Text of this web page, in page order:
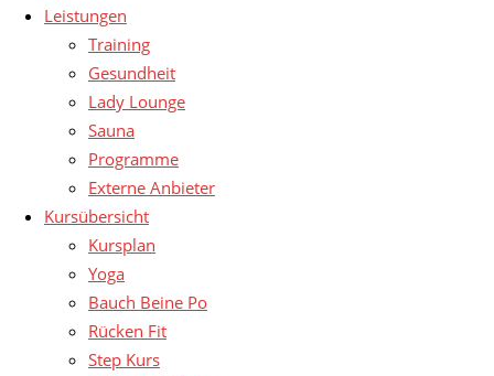
Leistungen
Training
Gesundheit
Lady Lounge
Sauna
Programme
Externe Anbieter
Kursübersicht
Kursplan
Yoga
Bauch Beine Po
Rücken Fit
Step Kurs